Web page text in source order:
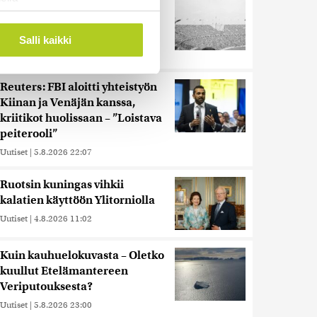
. Voit muuttaa
tukemiseen
alan
tietoja muihin tietoihin, joita
siirtää ulkomaille.
Salli kaikki
olympialaisissa, mitä pinnan
alla kyti
Uutiset | 5.8.2026 21:41
Reuters: FBI aloitti yhteistyön
Kiinan ja Venäjän kanssa,
kriitikot huolissaan – ”Loistava
peiterooli”
Uutiset | 5.8.2026 22:07
Ruotsin kuningas vihkii
kalatien käyttöön Ylitorniolla
Uutiset | 4.8.2026 11:02
Kuin kauhuelokuvasta – Oletko
kuullut Etelämantereen
Veriputouksesta?
Uutiset | 5.8.2026 23:00